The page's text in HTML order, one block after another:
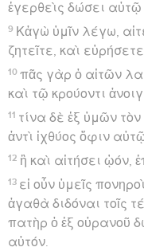
ἐγερθεὶς δώσει αὐτῷ
9 Κἀγὼ ὑμῖν λέγω,
ζητεῖτε, καὶ
10 πᾶς γὰρ ὁ αἰτῶν
καὶ τῷ κρούοντι
11 τίνα δὲ ἐξ ὑμῶν τὸν
ἀντὶ ἰχθύος ὄφιν
12 ἢ καὶ αἰτήσει ᾠόν,
13 εἰ οὖν ὑμεῖς
ἀγαθὰ διδόναι τοῖς
πατὴρ ὁ ἐξ οὐρανοῦ
αὐτόν.